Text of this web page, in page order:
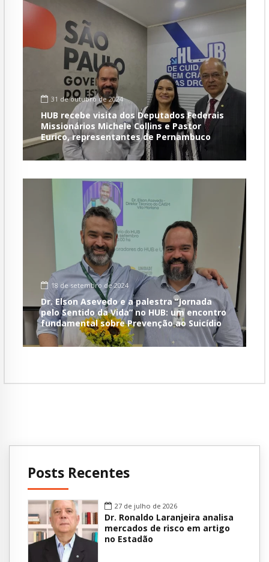
31 de outubro de 2024
HUB recebe visita dos Deputados Federais
Missionários Michele Collins e Pastor
Eurico, representantes de Pernambuco
18 de setembro de 2024
Dr. Elson Asevedo e a palestra “Jornada
pelo Sentido da Vida” no HUB: um encontro
fundamental sobre Prevenção ao Suicídio
Posts Recentes
27 de julho de 2026
Dr. Ronaldo Laranjeira analisa
mercados de risco em artigo
no Estadão